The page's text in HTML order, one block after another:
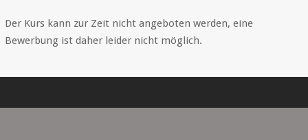
Der Kurs kann zur Zeit nicht angeboten werden, eine
Bewerbung ist daher leider nicht möglich.